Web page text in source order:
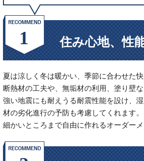
山豊工建の施工事例
山豊工建の会社情報
住み心地、性
夏は涼しく冬は暖かい、季節に合わせた
断熱材の工夫や、無垢材の利用、塗り壁
強い地震にも耐えうる耐震性能を設け、
材の劣化進行の予防も考慮してくれます。
細かいところまで自由に作れるオーダー